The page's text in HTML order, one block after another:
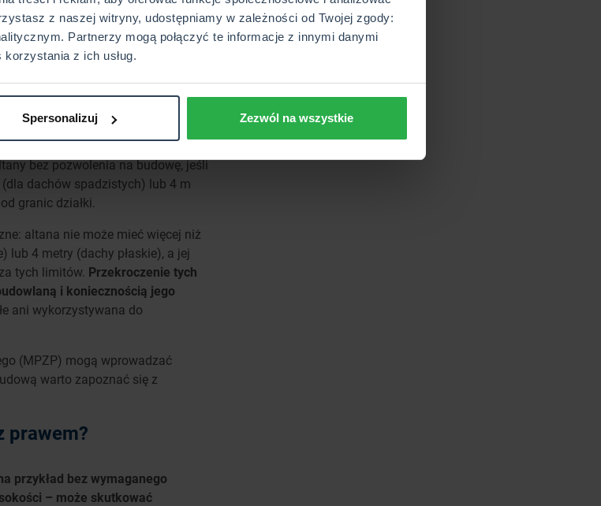
z naszej witryny, udostępniamy w zależności od Twojej zgody:
Partnerzy mogą połączyć te informacje z innymi danymi
z ich usług.
Spersonalizuj Zezwól na wszystkie
Prawo budowlane (Dz.U.
rodzinnych ogrodów
(Dz.U. 2014 poz. 40).
oraz obiektów małej
bez pozwolenia na budowę, jeśli
dachów spadzistych) lub 4 m
granic działki.
altana nie może mieć więcej niż
lub 4 metry (dachy płaskie), a jej
tych limitów. Przekroczenie tych
i koniecznością jego
ani wykorzystywana do
(MPZP) mogą wprowadzać
warto zapoznać się z
prawem?
przykład bez wymaganego
– może skutkować